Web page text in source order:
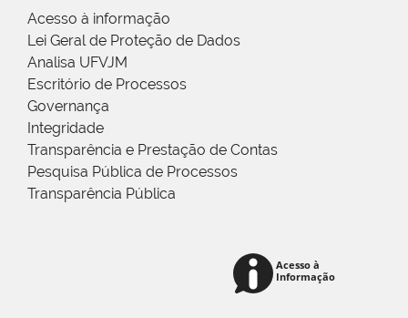
Acesso à informação
Lei Geral de Proteção de Dados
Analisa UFVJM
Escritório de Processos
Governança
Integridade
Transparência e Prestação de Contas
Pesquisa Pública de Processos
Transparência Pública